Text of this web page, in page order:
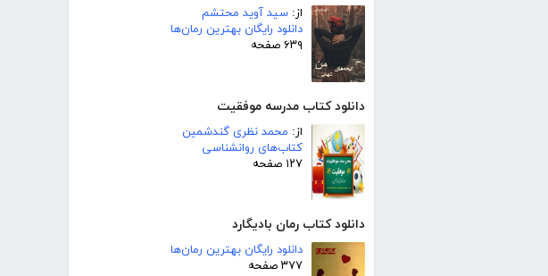
از: سید آوید محتشم
دانلود رایگان بهترین رمان‌ها
۶۳۹ صفحه
دانلود کتاب مدرسه موفقیت
از: محمد نظری گندشمین
کتاب‌های روانشناسی
۱۲۷ صفحه
دانلود کتاب رمان بادیگارد
دانلود رایگان بهترین رمان‌ها
۳۷۷ صفحه